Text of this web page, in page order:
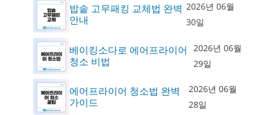
밥솥 고무패킹 교체법 완벽
안내
2026년 06월
30일
베이킹소다로 에어프라이어
청소 비법
2026년 06월
29일
에어프라이어 청소법 완벽
가이드
2026년 06월
28일